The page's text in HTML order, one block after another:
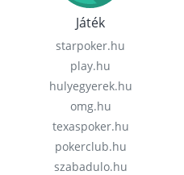
Játék
starpoker.hu
play.hu
hulyegyerek.hu
omg.hu
texaspoker.hu
pokerclub.hu
szabadulo.hu